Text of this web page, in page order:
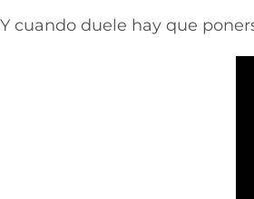
Y cuando duele hay que